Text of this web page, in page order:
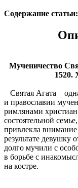
Содержание статьи:
Мученичество
1520.
Святая Агата –
и православии
римлянами
состоятельной
привлекла внимание
результате девушку
долго мучили с
в борьбе с
на костре.